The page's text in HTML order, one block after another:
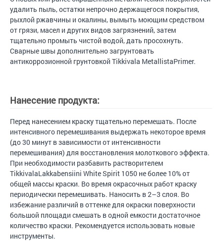
удалить пыль, остатки непрочно держащегося покрытия,
рыхлой ржавчины и окалины, вымыть моющим средством
от грязи, масел и других видов загрязнений, затем
тщательно промыть чистой водой, дать просохнуть.
Сварные швы дополнительно загрунтовать
антикоррозионной грунтовкой Tikkivala MetallistaPrimer.
Нанесение продукта:
Перед нанесением краску тщательно перемешать. После
интенсивного перемешивания выдержать некоторое время
(до 30 минут в зависимости от интенсивности
перемешивания) для восстановления молоткового эффекта.
При необходимости разбавить растворителем
TikkivalaLakkabensiini White Spirit 1050 не более 10% от
общей массы краски. Во время окрасочных работ краску
периодически перемешивать. Наносить в 2–3 слоя. Во
избежание различий в оттенке для окраски поверхности
большой площади смешать в одной емкости достаточное
количество краски. Рекомендуется использовать новые
инструменты.